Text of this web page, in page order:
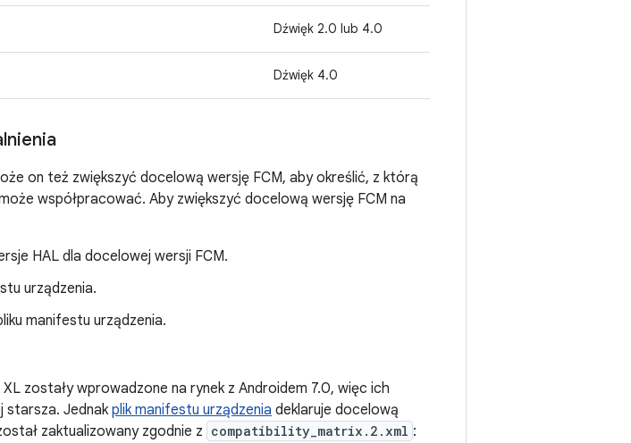
Dźwięk 2.0 lub 4.0
Dźwięk 4.0
on też zwiększyć docelową wersję FCM, aby określić, z którą
współpracować. Aby zwiększyć docelową wersję FCM na
HAL dla docelowej wersji FCM.
urządzenia.
manifestu urządzenia.
zostały wprowadzone na rynek z Androidem 7.0, więc ich
starsza. Jednak plik manifestu urządzenia deklaruje docelową
zaktualizowany zgodnie z compatibility_matrix.2.xml :